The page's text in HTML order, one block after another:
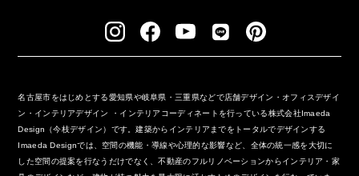
名古屋市をはじめとする愛知県や岐阜県・三重県などで店舗デザイン・オフィスデザイ
ン・インテリアデザイン ・インテリアコーディネートを行っている株式会社Imaeda
Design（今枝デザイン）です。建築からインテリアまでをトータルでデザインする
Imaeda Designでは、空間の機能・導線や心理的な影響など、全体の統一感を大切に
した空間の提案を行なうだけでなく、不動産のフルリノベーションからインテリア・家